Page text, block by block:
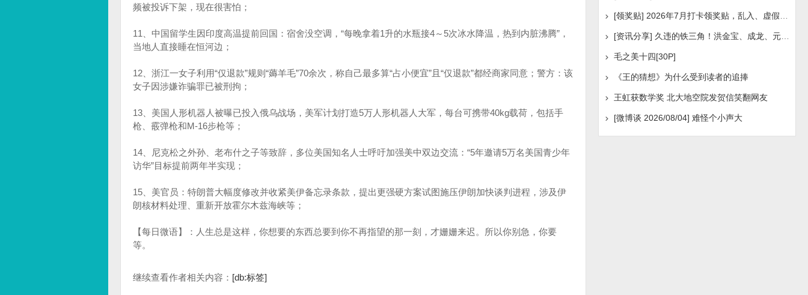
频被投诉下架，现在很害怕；
11、中国留学生因印度高温提前回国：宿舍没空调，“每晚拿着1升的水瓶接4～5次冰水降温，热到内脏沸腾”，
当地人直接睡在恒河边；
12、浙江一女子利用“仅退款”规则“薅羊毛”70余次，称自己最多算“占小便宜”且“仅退款”都经商家同意；警方：该
女子因涉嫌诈骗罪已被刑拘；
13、美国人形机器人被曝已投入俄乌战场，美军计划打造5万人形机器人大军，每台可携带40kg载荷，包括手
枪、霰弹枪和M-16步枪等；
14、尼克松之外孙、老布什之子等致辞，多位美国知名人士呼吁加强美中双边交流：“5年邀请5万名美国青少年
访华”目标提前两年半实现；
15、美官员：特朗普大幅度修改并收紧美伊备忘录条款，提出更强硬方案试图施压伊朗加快谈判进程，涉及伊
朗核材料处理、重新开放霍尔木兹海峡等；
【每日微语】：人生总是这样，你想要的东西总要到你不再指望的那一刻，才姗姗来迟。所以你别急，你要
等。
继续查看作者相关内容： [db:标签]
[资讯分享] 久违的铁三角！洪金宝、成龙、元彪最新合照
毛之美十四[30P]
《王的猜想》为什么受到读者的追捧
王虹获数学奖 北大地空院发贺信笑翻网友
[微博谈 2026/08/04] 难怪个小声大